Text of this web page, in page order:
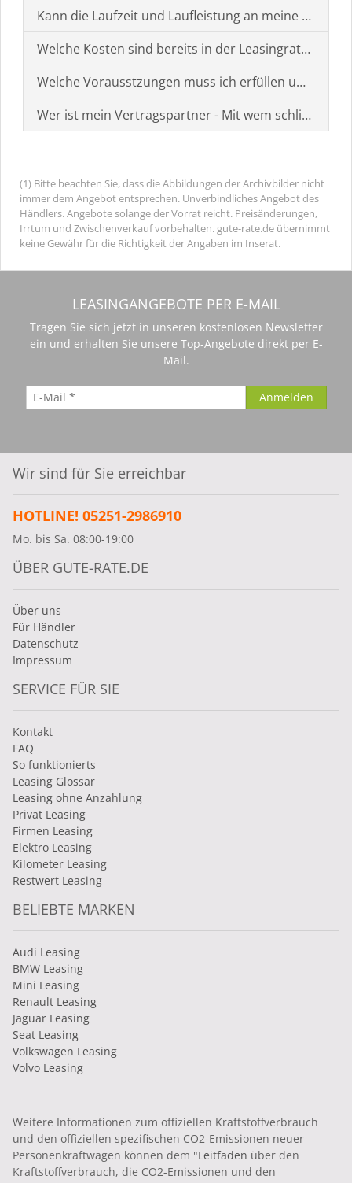
Kann die Laufzeit und Laufleistung an meine
Welche Kosten sind bereits in der Leasingrate
Welche Vorausstzungen muss ich erfüllen um einen
Wer ist mein Vertragspartner - Mit wem schließe ich
(1) Bitte beachten Sie, dass die Abbildungen der Archivbilder nicht
immer dem Angebot entsprechen. Unverbindliches Angebot des
Händlers. Angebote solange der Vorrat reicht. Preisänderungen,
Irrtum und Zwischenverkauf vorbehalten. gute-rate.de übernimmt
keine Gewähr für die Richtigkeit der Angaben im Inserat.
LEASINGANGEBOTE PER E-MAIL
Tragen Sie sich jetzt in unseren kostenlosen Newsletter
ein und erhalten Sie unsere Top-Angebote direkt per E-
Mail.
Wir sind für Sie erreichbar
HOTLINE! 05251-2986910
Mo. bis Sa. 08:00-19:00
ÜBER GUTE-RATE.DE
Über uns
Für Händler
Datenschutz
Impressum
SERVICE FÜR SIE
Kontakt
FAQ
So funktionierts
Leasing Glossar
Leasing ohne Anzahlung
Privat Leasing
Firmen Leasing
Elektro Leasing
Kilometer Leasing
Restwert Leasing
BELIEBTE MARKEN
Audi Leasing
BMW Leasing
Mini Leasing
Renault Leasing
Jaguar Leasing
Seat Leasing
Volkswagen Leasing
Volvo Leasing
Weitere Informationen zum offiziellen Kraftstoffverbrauch
und den offiziellen spezifischen CO2-Emissionen neuer
Personenkraftwagen können dem "Leitfaden über den
Kraftstoffverbrauch, die CO2-Emissionen und den